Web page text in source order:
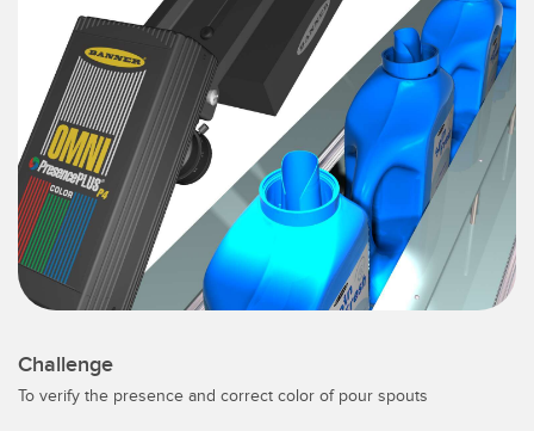
SENSORES
Sensores Fotoelétricos
Medição de Distância a Laser
Barreiras de Medição
3D Time of Flight
Sensores de Radar
Amplificadores de Fibra Óptica
IIOT E FÁBRICA INTELIGENTE
Chamada para Reposição de Peças, Serviços ou Coleta de
Paletes
Comunicação na Fábrica
Detecção da Primeira Borda
Manutenção Preditiva
Manutenção Preditiva
Preventiva
Monitoramento de Máquinas/Eficiência Geral do Equipamento
Challenge
To verify the presence and correct color of pour spouts